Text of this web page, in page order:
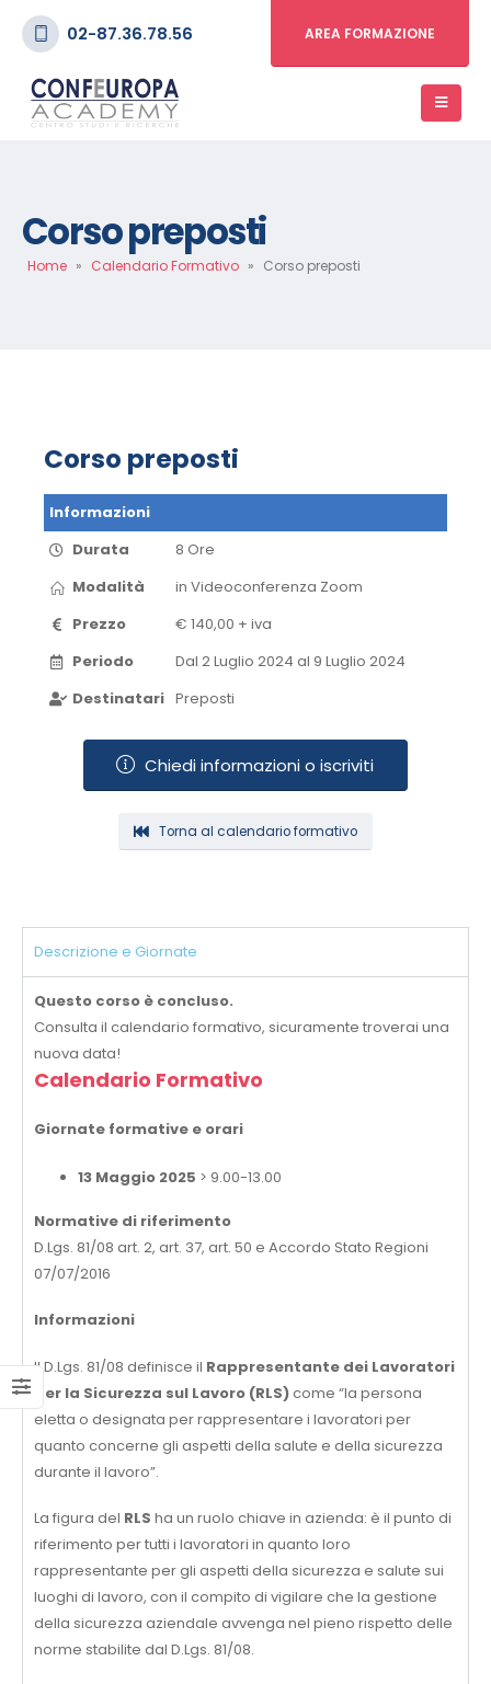
02-87.36.78.56 AREA FORMAZIONE
Corso preposti
Home » Calendario Formativo » Corso preposti
Corso preposti
Informazioni
Durata
8 Ore
Modalità
in Videoconferenza​ Zoom​
Prezzo
€ 140,00 + iva
Periodo
Dal 2 Luglio 2024 al 9 Luglio 2024​
Destinatari Preposti
Chiedi informazioni o iscriviti
Torna al calendario formativo
Descrizione e Giornate
Questo corso è concluso.
Consulta il calendario formativo, sicuramente troverai una
nuova data!
Calendario Formativo
Giornate formative e orari
13 Maggio 2025 > 9.00-13.00
Normative di riferimento
D.Lgs. 81/08 art. 2, art. 37, art. 50 e Accordo Stato Regioni
07/07/2016
Informazioni
Il D.Lgs. 81/08 definisce il Rappresentante dei Lavoratori
per la Sicurezza sul Lavoro (RLS)come “la persona
eletta o designata per rappresentare i lavoratori per
quanto concerne gli aspetti della salute e della sicurezza
durante il lavoro”.
La figura del RLS ha un ruolo chiave in azienda: è il punto di
riferimento per tutti i lavoratori in quanto loro
rappresentante per gli aspetti della sicurezza e salute sui
luoghi di lavoro, con il compito di vigilare che la gestione
della sicurezza aziendale avvenga nel pieno rispetto delle
norme stabilite dal D.Lgs. 81/08.